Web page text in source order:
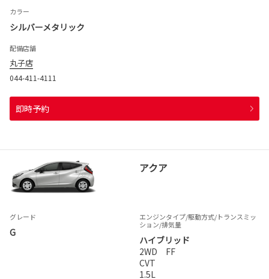
カラー
シルバーメタリック
配備店舗
丸子店
044-411-4111
即時予約
アクア
グレード
G
エンジンタイプ/駆動方式/トランスミッ
ション/排気量
ハイブリッド
2WD FF
CVT
1.5L